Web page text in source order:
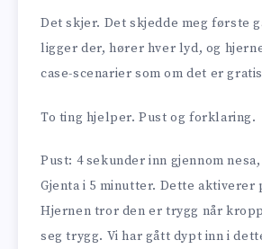
Det skjer. Det skjedde meg første
ligger der, hører hver lyd, og
case-scenarier som om det er
To ting hjelper. Pust og forklaring.
Pust: 4 sekunder inn gjennom
Gjenta i 5 minutter. Dette aktiverer
Hjernen tror den er trygg når
seg trygg. Vi har gått dypt inn i